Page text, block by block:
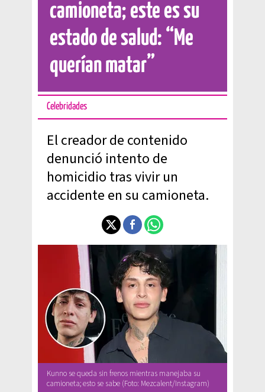
camioneta; este es su
estado de salud: “Me
querían matar”
Celebridades
El creador de contenido
denunció intento de
homicidio tras vivir un
accidente en su camioneta.
Kunno se queda sin frenos mientras manejaba su
camioneta; esto se sabe (Foto: Mezcalent/Instagram)